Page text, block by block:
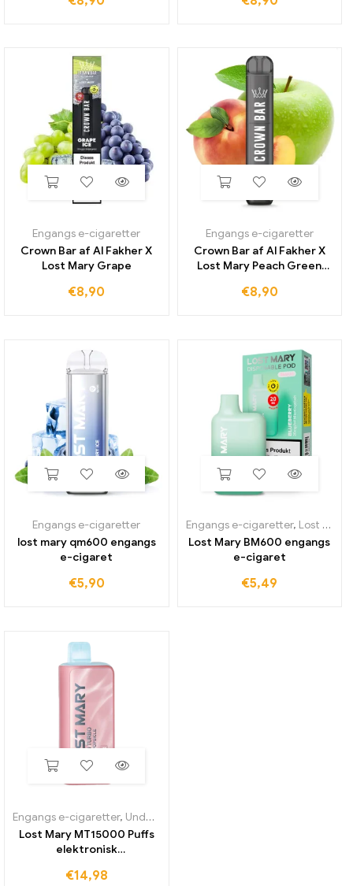
Engangs e-cigaretter
Crown Bar af Al Fakher X
Lost Mary Grape
€8,90
Engangs e-cigaretter
Crown Bar af Al Fakher X
Lost Mary Peach Green
€8,90
Engangs e-cigaretter
lost mary qm600 engangs
e-cigaret
€5,90
Engangs e-cigaretter, Lost Mary BM600
Lost Mary BM600 engangs
e-cigaret
€5,49
Engangs e-cigaretter, Undersystem
Lost Mary MT15000 Puffs
elektronisk
€14,98